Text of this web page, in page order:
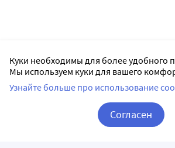
Куки необходимы для более удобного
Мы используем куки для вашего
Узнайте больше про использование
Согласен